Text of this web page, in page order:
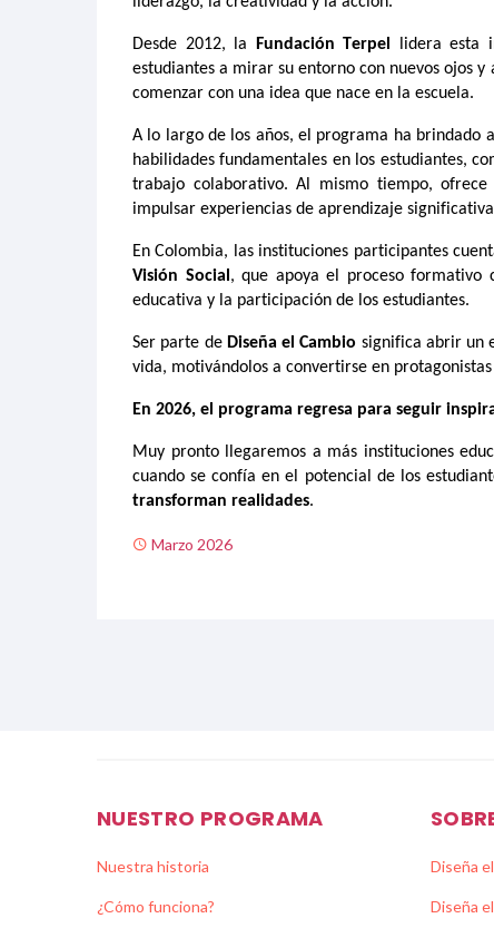
Desde 2012, la Fundación Terpel lidera esta
estudiantes a mirar su entorno con nuevos ojos
comenzar con una idea que nace en la escuela.
A lo largo de los años, el programa ha brindado
habilidades fundamentales en los estudiantes,
trabajo colaborativo. Al mismo tiempo,
impulsar experiencias de aprendizaje
En Colombia, las instituciones participantes
Visión Social, que apoya el proceso formativo
educativa y la participación de los estudiantes.
Ser parte de Diseña el Cambio significa abrir un
vida, motivándolos a convertirse en
En 2026, el programa regresa para seguir
Muy pronto llegaremos a más instituciones
cuando se confía en el potencial de los
transforman realidades.
Marzo 2026
NUESTRO PROGRAMA
Nuestra historia
¿Cómo funciona?
Diseña
Diseña